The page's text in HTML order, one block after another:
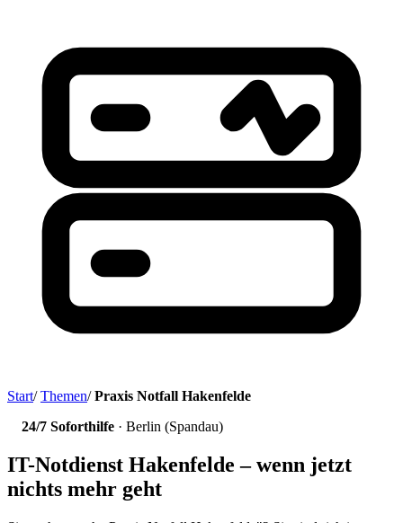
Start/ Themen/ Praxis Notfall Hakenfelde
24/7 Soforthilfe · Berlin (Spandau)
IT-Notdienst Hakenfelde – wenn jetzt
nichts mehr geht